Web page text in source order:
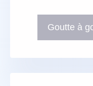
Goutte à